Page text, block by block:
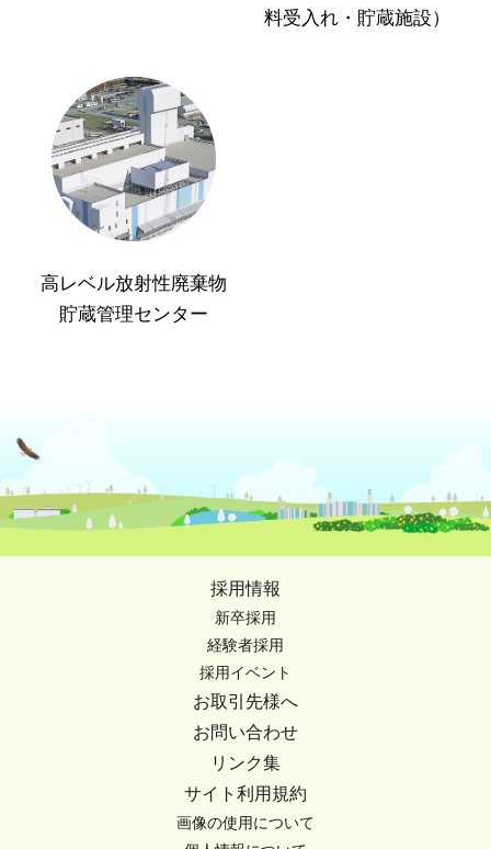
料受入れ・貯蔵施設）
高レベル放射性廃棄物
貯蔵管理センター
採用情報
新卒採用
経験者採用
採用イベント
お取引先様へ
お問い合わせ
リンク集
サイト利用規約
画像の使用について